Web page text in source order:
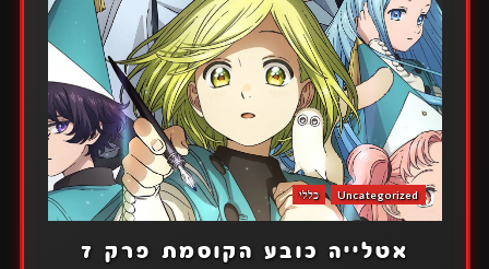
Uncategorized כללי
אטלייה כובע הקוסמת פרק 7